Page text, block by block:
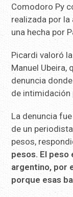
Comodoro Py
realizada por la
una hecha por
Picardi valoró
Manuel Ubeira,
denuncia
de intimidación
La denuncia
de un
pesos,
pesos. El
argentino, por
porque esas